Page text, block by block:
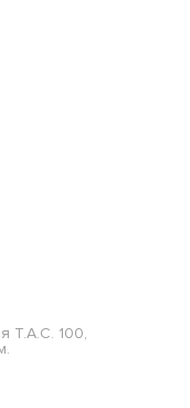
T.A.C. 100,